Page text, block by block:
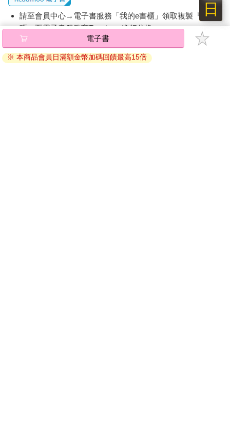
請至會員中心→電子書服務「我的e書櫃」領取複製『兌換
碼』至電子書服務商Readmoo進行兌換。
退換貨須知：
因版權保護，您在金石堂所購買的電子書僅能以金石堂專屬
電子書
※ 本商品會員日滿額金幣加碼回饋最高15倍
日